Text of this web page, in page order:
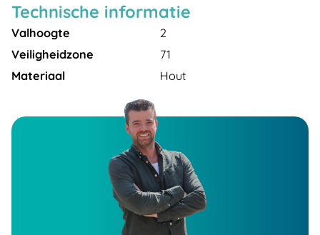
Technische informatie
Valhoogte
2
Veiligheidzone
71
Materiaal
Hout